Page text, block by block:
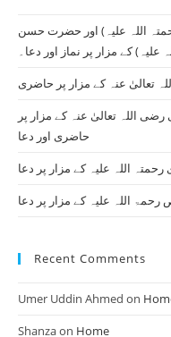
اللہ علیہ) اور حضرت حسن
علیہ) کے مزار پر نماز اور دعا۔
تعالیٰ عنہ کے مزار پر حاضری
اللہ تعالیٰ عنہ کے مزار پر
حاضری اور دعا
اللہ علیہ کے مزار پر دعا
اللہ علیہ کے مزار پر دعا
Recent Comments
Umer Uddin Ahmed on
Shanzaon Home